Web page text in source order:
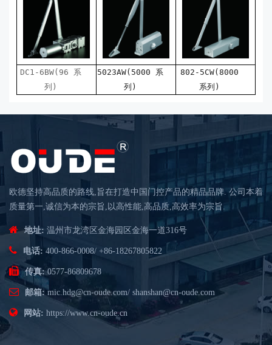
DC1-6BW(96 系
列)
5023AW(5000 系
列)
802-5CW(8000
系列)
欧德坚持高品质的路线,旨在打造中国门控产品的精品品牌. 公司本着
质量第一,诚信为本的宗旨,以高性能,高品质,高效率为宗旨.
地址: 温州市龙湾区金海园区金海一道316号
电话: 400-866-0008/ +86-18267805822
传真:0577-86809678
邮箱: mic.hdg@cn-oude.com/ shanshan@cn-oude.com
网站: https://www.cn-oude.cn